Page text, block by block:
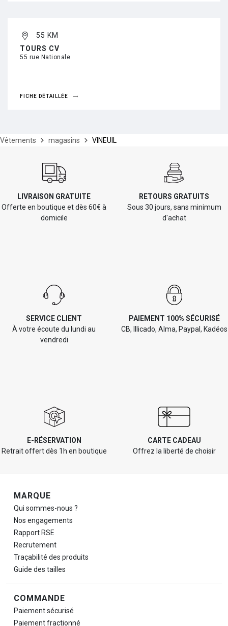
55 KM
TOURS CV
55 rue Nationale
FICHE DÉTAILLÉE
Vêtements magasins VINEUIL
LIVRAISON GRATUITE
Offerte en boutique et dès 60€ à
domicile
RETOURS GRATUITS
Sous 30 jours, sans minimum
d'achat
SERVICE CLIENT
À votre écoute du lundi au
vendredi
PAIEMENT 100% SÉCURISÉ
CB, Illicado, Alma, Paypal, Kadéos
E-RÉSERVATION
Retrait offert dès 1h en boutique
CARTE CADEAU
Offrez la liberté de choisir
Navigation de pied de page
MARQUE
Qui sommes-nous ?
Nos engagements
Rapport RSE
Recrutement
Traçabilité des produits
Guide des tailles
COMMANDE
Paiement sécurisé
Paiement fractionné